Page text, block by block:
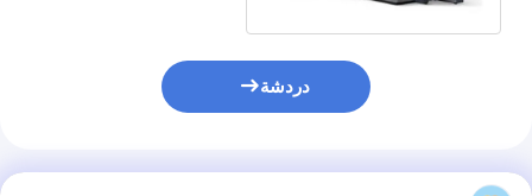
قطع الصلب القاعدة
دردشة